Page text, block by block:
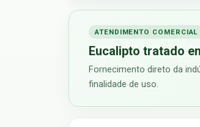
ATENDIMENTO COMERCIAL
Eucalipto tratado
Fornecimento direto da
finalidade de uso.